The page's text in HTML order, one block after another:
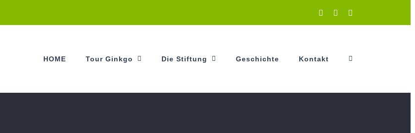
InstagramFacebook
HOME Tour Ginkgo Die Stiftung Geschichte Kontakt